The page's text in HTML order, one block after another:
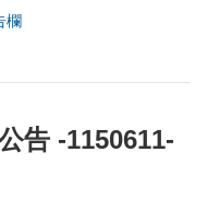
欄
告 -1150611-